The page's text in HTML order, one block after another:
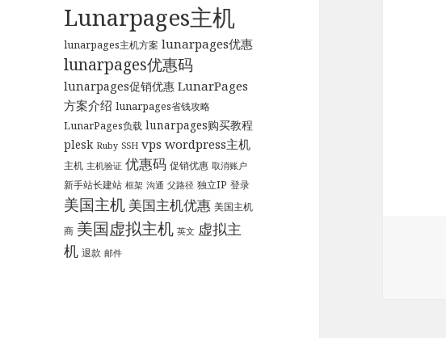
Lunarpages主机
lunarpages主机方案 lunarpages优惠
lunarpages优惠码
lunarpages促销优惠 LunarPages
方案介绍 lunarpages省钱攻略
LunarPages负载 lunarpages购买教程
plesk Ruby SSH vps wordpress主机
主机 主机验证 优惠码 促销优惠 取消账户
新手站长建站 框架 沟通 父路径 独立IP 登录
美国主机 美国主机优惠 美国主机
商 美国虚拟主机 英文 虚拟主
机 退款 邮件